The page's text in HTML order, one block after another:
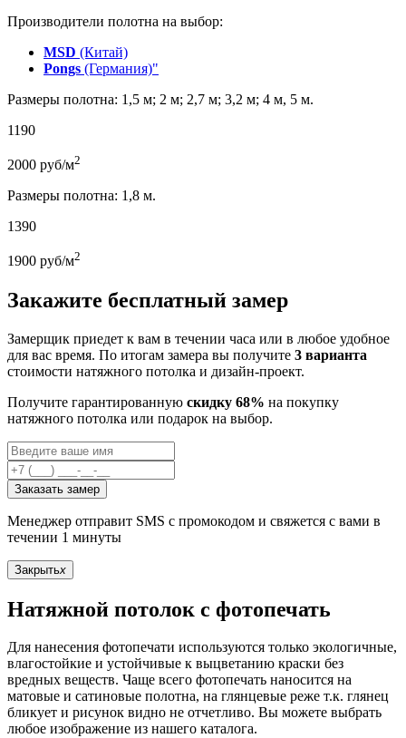
Производители полотна на выбор:
MSD (Китай)
Pongs (Германия)"
Размеры полотна: 1,5 м; 2 м; 2,7 м; 3,2 м; 4 м, 5 м.
1190
2000 руб/м2
Размеры полотна: 1,8 м.
1390
1900 руб/м2
Закажите бесплатный замер
Замерщик приедет к вам в течении часа или в любое удобное
для вас время. По итогам замера вы получите 3 варианта
стоимости натяжного потолка и дизайн-проект.
Получите гарантированную скидку 68% на покупку
натяжного потолка или подарок на выбор.
Заказать замер
Менеджер отправит SMS с промокодом и свяжется с вами в
течении 1 минуты
Закрытьx
Натяжной потолок с фотопечать
Для нанесения фотопечати используются только экологичные,
влагостойкие и устойчивые к выцветанию краски без
вредных веществ. Чаще всего фотопечать наносится на
матовые и сатиновые полотна, на глянцевые реже т.к. глянец
бликует и рисунок видно не отчетливо. Вы можете выбрать
любое изображение из нашего каталога.